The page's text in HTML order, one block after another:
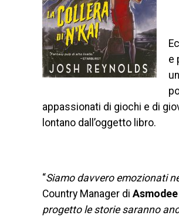
e
appassionati di giochi e di
lontano dall’oggetto libro.
“Siamo davvero emozionati
Country Manager di
progetto le storie saranno